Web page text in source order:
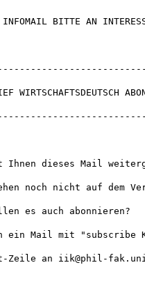
BITTE AN
WIRTSCHAFTSDEUTSCH
Ihnen dieses Mail
noch nicht auf dem
es auch abonnieren?
ein Mail mit "subscribe
Zeile an iik@phil-